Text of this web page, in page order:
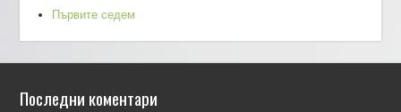
Първите седем
Последни коментари